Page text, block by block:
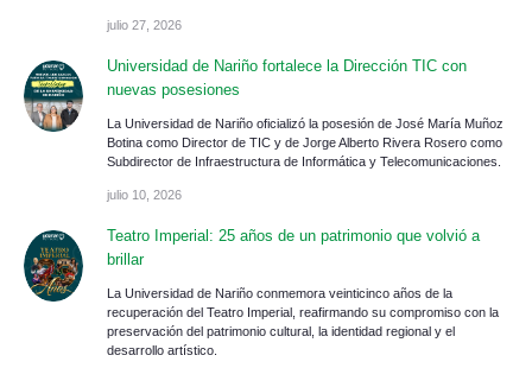
julio 27, 2026
Universidad de Nariño fortalece la Dirección TIC con
nuevas posesiones
La Universidad de Nariño oficializó la posesión de José María Muñoz
Botina como Director de TIC y de Jorge Alberto Rivera Rosero como
Subdirector de Infraestructura de Informática y Telecomunicaciones.
julio 10, 2026
Teatro Imperial: 25 años de un patrimonio que volvió a
brillar
La Universidad de Nariño conmemora veinticinco años de la
recuperación del Teatro Imperial, reafirmando su compromiso con la
preservación del patrimonio cultural, la identidad regional y el
desarrollo artístico.